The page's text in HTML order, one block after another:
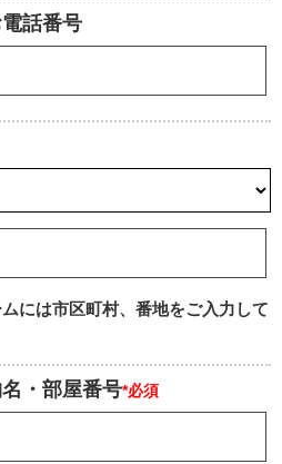
話番号
には市区町村、番地をご入力して
・部屋番号*必須